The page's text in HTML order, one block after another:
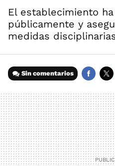
El establecimiento
públicamente y
medidas
Sin comentarios